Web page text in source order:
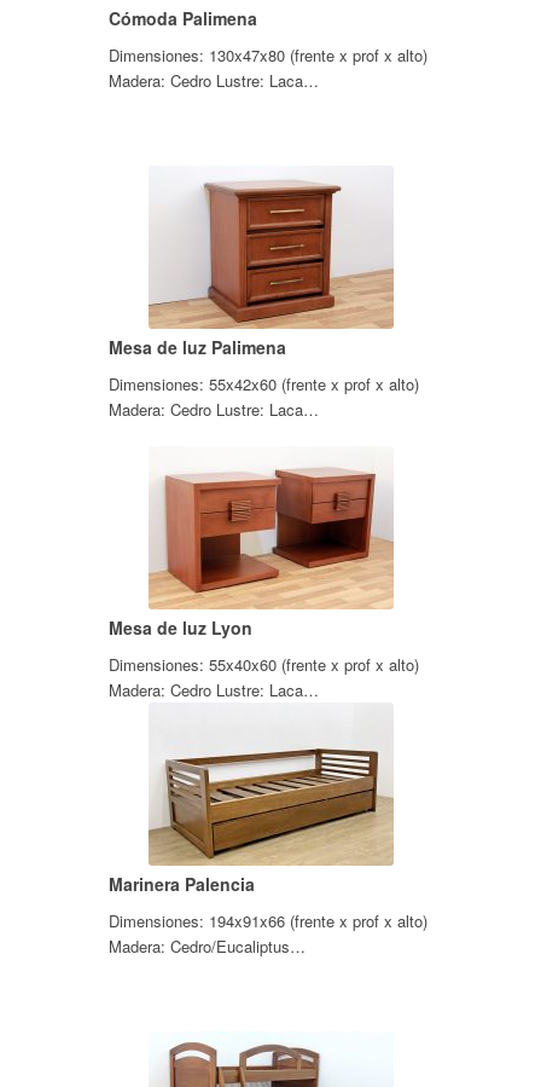
Cómoda Palimena
Dimensiones: 130x47x80 (frente x prof x alto)
Madera: Cedro Lustre: Laca…
Mesa de luz Palimena
Dimensiones: 55x42x60 (frente x prof x alto)
Madera: Cedro Lustre: Laca…
Mesa de luz Lyon
Dimensiones: 55x40x60 (frente x prof x alto)
Madera: Cedro Lustre: Laca…
Marinera Palencia
Dimensiones: 194x91x66 (frente x prof x alto)
Madera: Cedro/Eucaliptus…